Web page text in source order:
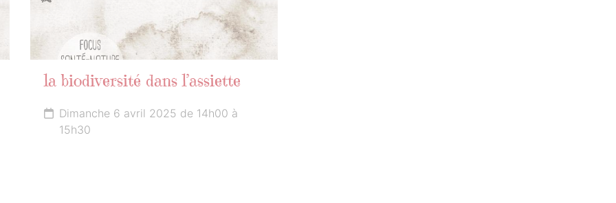
la biodiversité dans l’assiette
Dimanche 6 avril 2025 de 14h00 à
15h30